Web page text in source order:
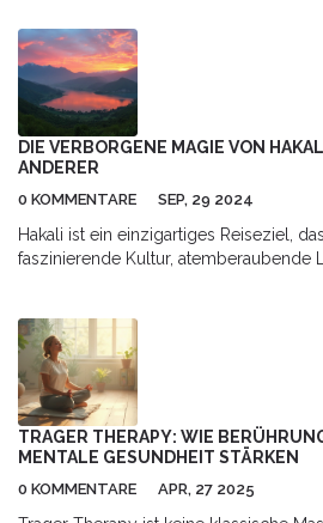
der Behandlung, Erfolgsgeschichten
bestmöglich darauf vorbereiten
von nützlichen Tipps und Ratschlägen
Rehabilitation zu verbessern und die
klären.
DIE VERBORGENE MAGIE VON
ANDERER
0 KOMMENTARE SEP, 29 2024
Hakali ist ein einzigartiges Reiseziel,
faszinierende Kultur, atemberaubende
Tipps für Reisende.
TRAGER THERAPY: WIE
MENTALE GESUNDHEIT STÄRKEN
0 KOMMENTARE APR, 27 2025